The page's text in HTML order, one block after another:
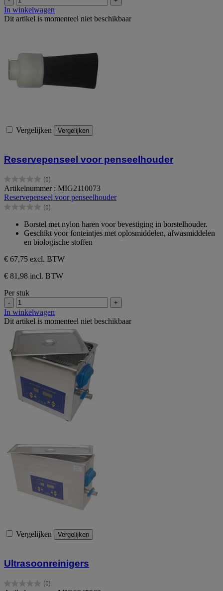
In winkelwagen
Dit artikel is momenteel niet beschikbaar
Vergelijken Vergelijken
Reservepenseel voor penseelhouder
(0)
0.0
van
de
5
Artikelnummer : MIG2110073
Reservepenseel voor penseelhouder
(0)
0.0
sterren.
Borstel met nylon haren voor bevestiging in borstelhouder.
Geschikt voor fonteintjes met oplosmiddelen, afwasmiddelen
en biologische stoffen
€ 67,75 excl. BTW
€ 81,98 incl. BTW
Per stuk
- +
In winkelwagen
Dit artikel is momenteel niet beschikbaar
Vergelijken Vergelijken
Ultrasoonreinigers
(0)
0.0